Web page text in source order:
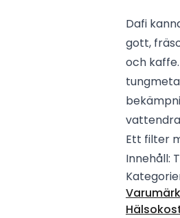
Dafi
gott,
och
Ett filter
Innehåll: